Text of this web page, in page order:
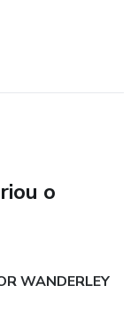
maior
e de
da ansiedade,
evitadas
antes das
e construir uma
o
WANDERLEY